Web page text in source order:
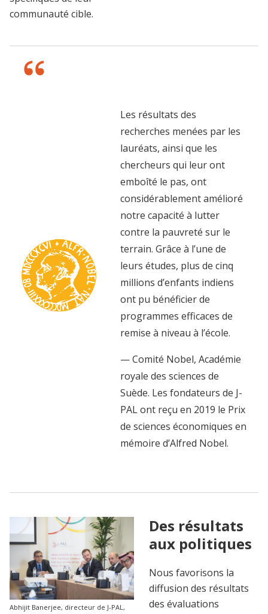
communauté cible.
Les résultats des
recherches menées par les
lauréats, ainsi que les
chercheurs qui leur ont
emboîté le pas, ont
considérablement amélioré
notre capacité à lutter
contre la pauvreté sur le
terrain. Grâce à l’une de
leurs études, plus de cinq
millions d’enfants indiens
ont pu bénéficier de
programmes efficaces de
remise à niveau à l’école.
— Comité Nobel, Académie
royale des sciences de
Suède. Les fondateurs de J-
PAL ont reçu en 2019 le Prix
de sciences économiques en
mémoire d’Alfred Nobel.
Abhijit Banerjee, directeur de J-PAL,
Des résultats
aux politiques
Nous favorisons la
diffusion des résultats
des évaluations